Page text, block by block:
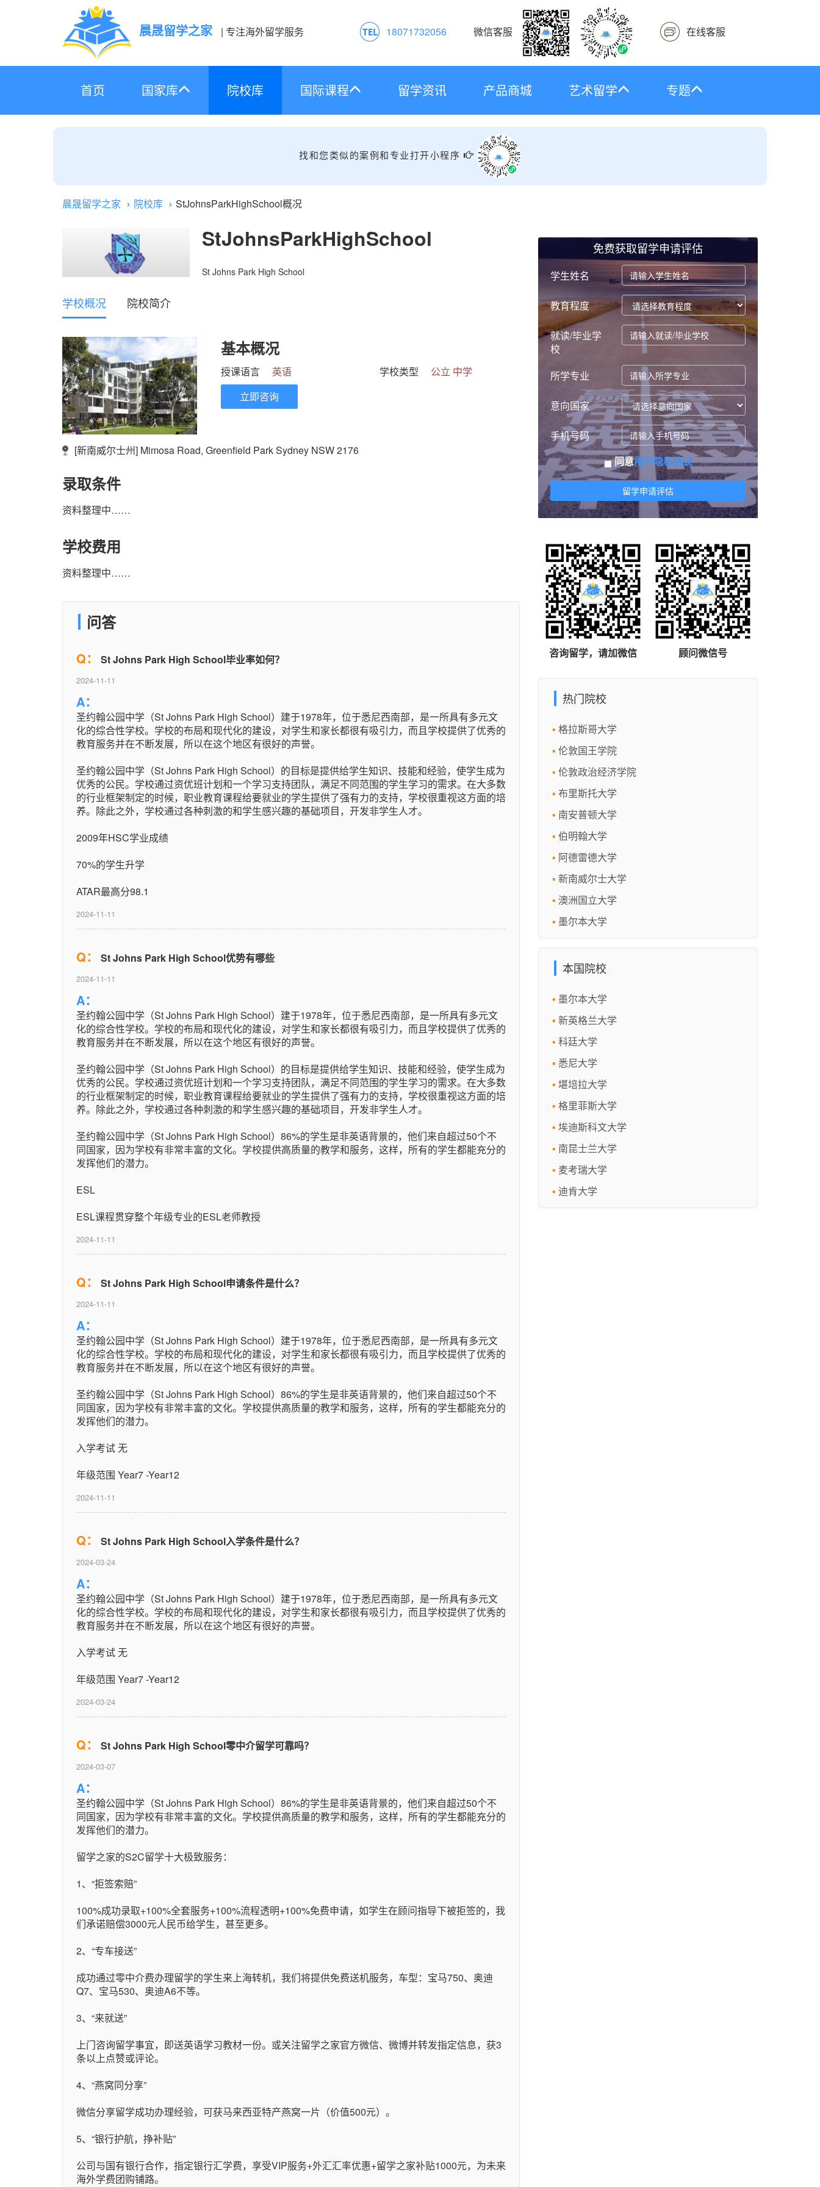
晨晟留学之家 | 专注海外留学服务 18071732056 微信客服 在线客服
首页 国家库 院校库 国际课程 留学资讯 产品商城 艺术留学 专题
找和您类似的案例和专业打开小程序
晨晟留学之家 院校库 StJohnsParkHighSchool概况
StJohnsParkHighSchool
St Johns Park High School
学校概况 院校简介
基本概况
授课语言 英语 学校类型
公立 中学
立即咨询
[新南威尔士州] Mimosa Road, Greenfield Park Sydney NSW 2176
录取条件
资料整理中……
学校费用
资料整理中……
问答
Q： St Johns Park High School毕业率如何？
2024-11-11
A：
圣约翰公园中学（St Johns Park High School）建于1978年，位于悉尼西南部，是一所具有多元文
化的综合性学校。学校的布局和现代化的建设，对学生和家长都很有吸引力，而且学校提供了优秀的
教育服务并在不断发展，所以在这个地区有很好的声誉。
圣约翰公园中学（St Johns Park High School）的目标是提供给学生知识、技能和经验，使学生成为
优秀的公民。学校通过资优班计划和一个学习支持团队，满足不同范围的学生学习的需求。在大多数
的行业框架制定的时候，职业教育课程给要就业的学生提供了强有力的支持，学校很重视这方面的培
养。除此之外，学校通过各种刺激的和学生感兴趣的基础项目，开发非学生人才。
2009年HSC学业成绩
70%的学生升学
ATAR最高分98.1
2024-11-11
Q： St Johns Park High School优势有哪些
2024-11-11
A：
圣约翰公园中学（St Johns Park High School）建于1978年，位于悉尼西南部，是一所具有多元文
化的综合性学校。学校的布局和现代化的建设，对学生和家长都很有吸引力，而且学校提供了优秀的
教育服务并在不断发展，所以在这个地区有很好的声誉。
圣约翰公园中学（St Johns Park High School）的目标是提供给学生知识、技能和经验，使学生成为
优秀的公民。学校通过资优班计划和一个学习支持团队，满足不同范围的学生学习的需求。在大多数
的行业框架制定的时候，职业教育课程给要就业的学生提供了强有力的支持，学校很重视这方面的培
养。除此之外，学校通过各种刺激的和学生感兴趣的基础项目，开发非学生人才。
圣约翰公园中学（St Johns Park High School）86%的学生是非英语背景的，他们来自超过50个不
同国家，因为学校有非常丰富的文化。学校提供高质量的教学和服务，这样，所有的学生都能充分的
发挥他们的潜力。
ESL
ESL课程贯穿整个年级专业的ESL老师教授
2024-11-11
Q： St Johns Park High School申请条件是什么？
2024-11-11
A：
圣约翰公园中学（St Johns Park High School）建于1978年，位于悉尼西南部，是一所具有多元文
化的综合性学校。学校的布局和现代化的建设，对学生和家长都很有吸引力，而且学校提供了优秀的
教育服务并在不断发展，所以在这个地区有很好的声誉。
圣约翰公园中学（St Johns Park High School）86%的学生是非英语背景的，他们来自超过50个不
同国家，因为学校有非常丰富的文化。学校提供高质量的教学和服务，这样，所有的学生都能充分的
发挥他们的潜力。
入学考试 无
年级范围 Year7 -Year12
2024-11-11
Q： St Johns Park High School入学条件是什么？
2024-03-24
A：
圣约翰公园中学（St Johns Park High School）建于1978年，位于悉尼西南部，是一所具有多元文
化的综合性学校。学校的布局和现代化的建设，对学生和家长都很有吸引力，而且学校提供了优秀的
教育服务并在不断发展，所以在这个地区有很好的声誉。
入学考试 无
年级范围 Year7 -Year12
2024-03-24
Q： St Johns Park High School零中介留学可靠吗？
2024-03-07
A：
圣约翰公园中学（St Johns Park High School）86%的学生是非英语背景的，他们来自超过50个不
同国家，因为学校有非常丰富的文化。学校提供高质量的教学和服务，这样，所有的学生都能充分的
发挥他们的潜力。
留学之家的S2C留学十大极致服务：
1、“拒签索赔”
100%成功录取+100%全套服务+100%流程透明+100%免费申请，如学生在顾问指导下被拒签的，我
们承诺赔偿3000元人民币给学生，甚至更多。
2、“专车接送”
成功通过零中介费办理留学的学生来上海转机，我们将提供免费送机服务，车型：宝马750、奥迪
Q7、宝马530、奥迪A6不等。
3、“来就送”
上门咨询留学事宜，即送英语学习教材一份。或关注留学之家官方微信、微博并转发指定信息，获3
条以上点赞或评论。
4、“燕窝同分享”
微信分享留学成功办理经验，可获马来西亚特产燕窝一片（价值500元）。
5、“银行护航，挣补贴”
公司与国有银行合作，指定银行汇学费，享受VIP服务+外汇汇率优惠+留学之家补贴1000元，为未来
海外学费团购铺路。
免费获取留学申请评估
学生姓名
教育程度
就读/毕业学
校
所学专业
意向国家
手机号码
同意用户隐私协议
留学申请评估
咨询留学，请加微信 顾问微信号
热门院校
格拉斯哥大学
伦敦国王学院
伦敦政治经济学院
布里斯托大学
南安普顿大学
伯明翰大学
阿德雷德大学
新南威尔士大学
澳洲国立大学
墨尔本大学
本国院校
墨尔本大学
新英格兰大学
科廷大学
悉尼大学
堪培拉大学
格里菲斯大学
埃迪斯科文大学
南昆士兰大学
麦考瑞大学
迪肯大学